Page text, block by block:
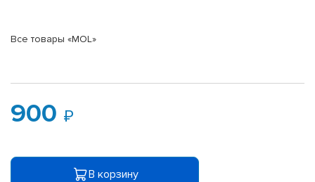
Все товары «MOL»
900
В корзину